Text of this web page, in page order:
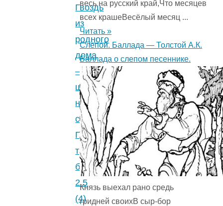
Гвоздь
из
родного
дома
—
шведская
народная
сказка.
Про
трех
братьев.
2.5
(4)
весь на русский край,Что месяцев
всех крашеВесёлый месяц ...
Читать »
Слепой. Баллада — Толстой А.К.
Баллада о слепом песеннике.
Князь выехал рано средь
гридней своихВ сыр-бор